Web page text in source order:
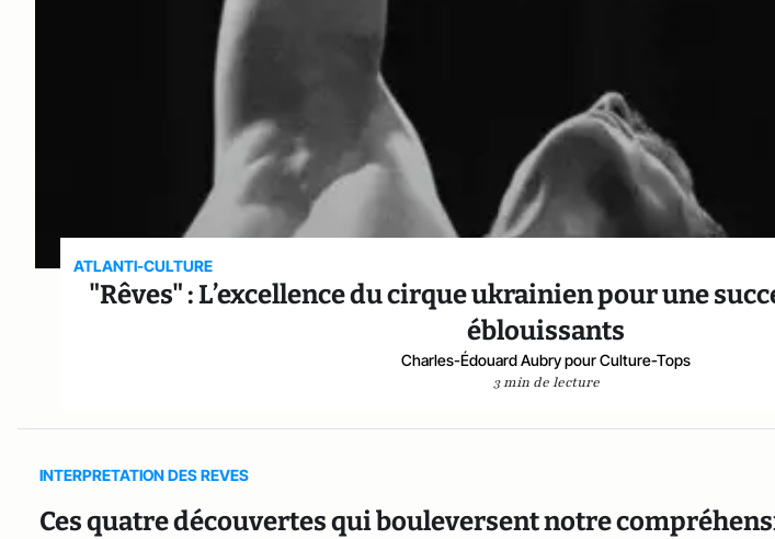
ATLANTI-CULTURE
"Rêves" : L’excellence du cirque ukrainien pour une
éblouissants
Charles-Édouard Aubry pour Culture-Tops
3 min de lecture
INTERPRETATION DES REVES
Ces quatre découvertes qui bouleversent notre